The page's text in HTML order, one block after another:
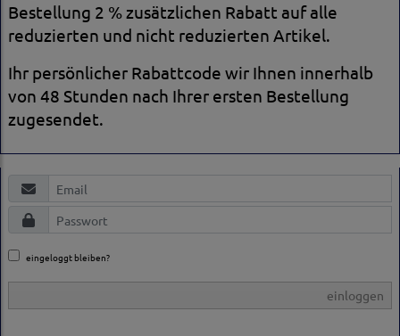
Bestellung 2 % zusätzlichen Rabatt auf alle
reduzierten und nicht reduzierten Artikel.
Ihr persönlicher Rabattcode wir Ihnen innerhalb
von 48 Stunden nach Ihrer ersten Bestellung
zugesendet.
eingeloggt bleiben?
einloggen